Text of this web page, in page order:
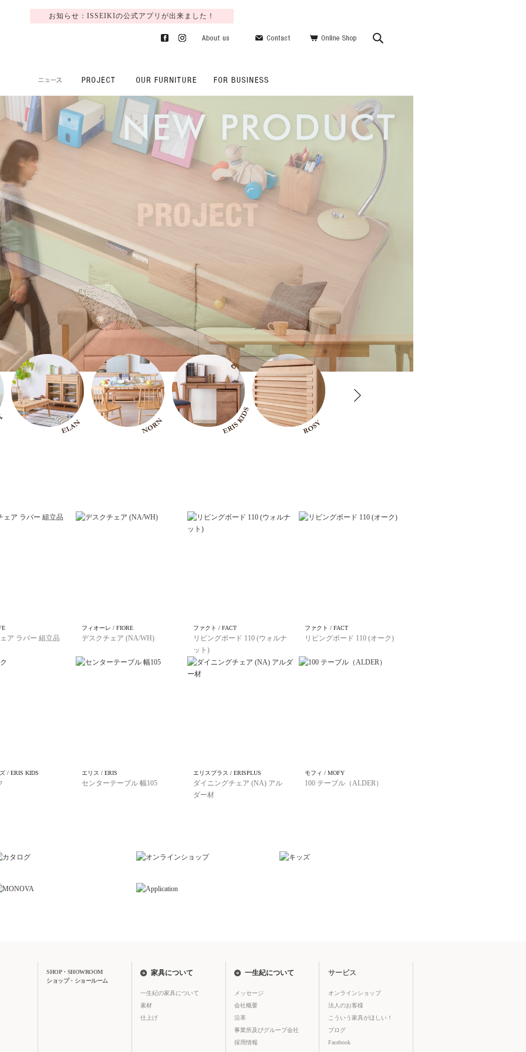
お知らせ：ISSEIKIの公式アプリが出来ました！
ア ラバー 組立品
フィオーレ / FIORE
デスクチェア (NA/WH)
ファクト / FACT
リビングボード 110 (ウォルナ
ット)
ファクト / FACT
リビングボード 110 (オーク)
/ ERIS KIDS エリス / ERIS
センターテーブル 幅105
エリスプラス / ERISPLUS
ダイニングチェア (NA) アル
ダー材
モフィ / MOFY
100 テーブル（ALDER）
SHOP・SHOWROOM
ショップ・ショールーム
家具について
一生紀の家具について
素材
仕上げ
一生紀について
メッセージ
会社概要
沿革
事業所及びグループ会社
採用情報
サービス
オンラインショップ
法人のお客様
こういう家具がほしい！
ブログ
Facebook